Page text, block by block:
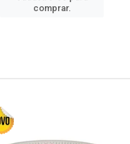
comprar.